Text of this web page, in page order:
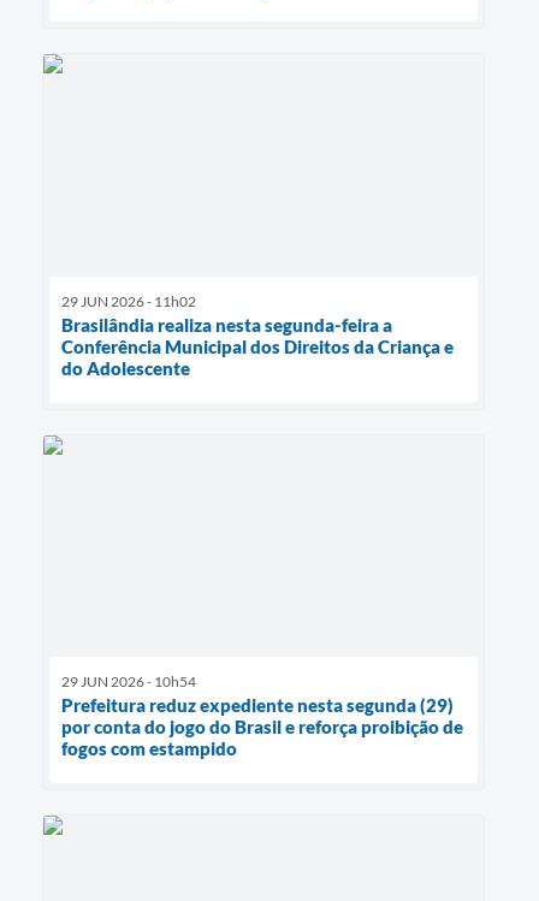
29 JUN 2026 - 11h02
Brasilândia realiza nesta segunda-feira a
Conferência Municipal dos Direitos da Criança e
do Adolescente
29 JUN 2026 - 10h54
Prefeitura reduz expediente nesta segunda (29)
por conta do jogo do Brasil e reforça proibição de
fogos com estampido